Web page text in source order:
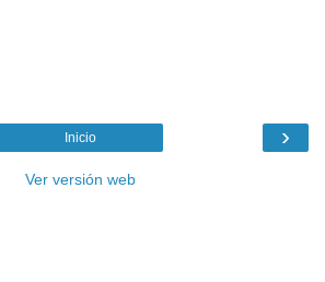
›
Inicio
Ver versión web